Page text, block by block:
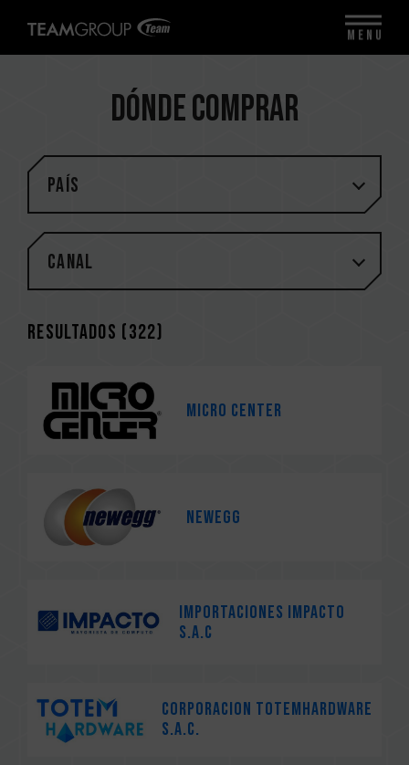
Dónde comprar
PAÍS
Canal
Resultados (322)
Micro Center
Newegg
IMPORTACIONES IMPACTO
S.A.C
CORPORACION TOTEMHARDWARE
S.A.C.
MENU